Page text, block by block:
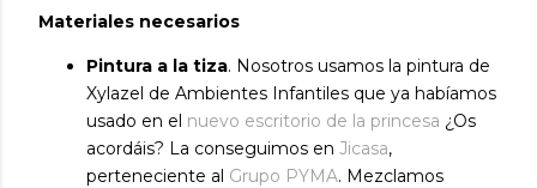
Materiales necesarios
Pintura a la tiza. Nosotros usamos la pintura de
Xylazel de Ambientes Infantiles que ya habíamos
usado en el nuevo escritorio de la princesa ¿Os
acordáis? La conseguimos en Jicasa,
perteneciente al Grupo PYMA. Mezclamos